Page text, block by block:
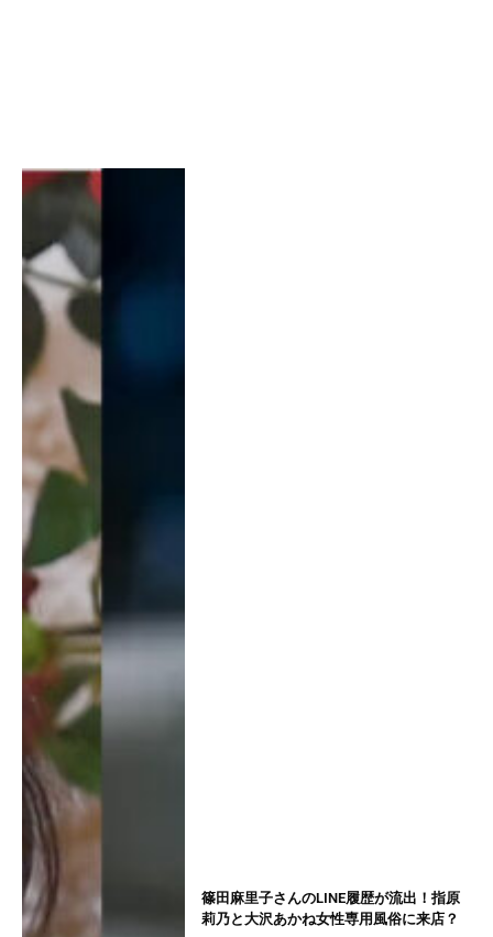
篠田麻里子さんのLINE履歴が流出！指原
莉乃と大沢あかね女性専用風俗に来店？